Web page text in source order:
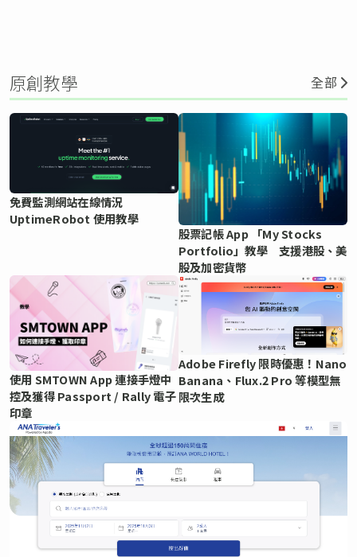
原創教學 全部
免費監測網站在線情況
UptimeRobot 使用教學
股票記帳 App 「My Stocks
Portfolio」教學 支援港股、美
股及加密貨幣
使用 SMTOWN App 連接手燈中
控及獲得 Passport / Rally 電子
印章
Adobe Firefly 限時優惠！Nano
Banana、Flux.2 Pro 等模型無
限次生成